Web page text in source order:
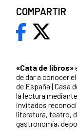
«Cata de libros»
de dar a conocer
de España | Casa
la lectura
invitados
literatura, teatro,
gastronomía,
COMPARTIR